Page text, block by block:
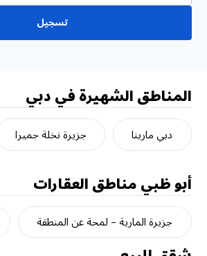
تسجيل
المناطق الشهيرة في دبي
دبي مارينا جزيرة نخلة جميرا
أبو ظبيمناطق العقارات
جزيرة المارية – لمحة عن المنطقة